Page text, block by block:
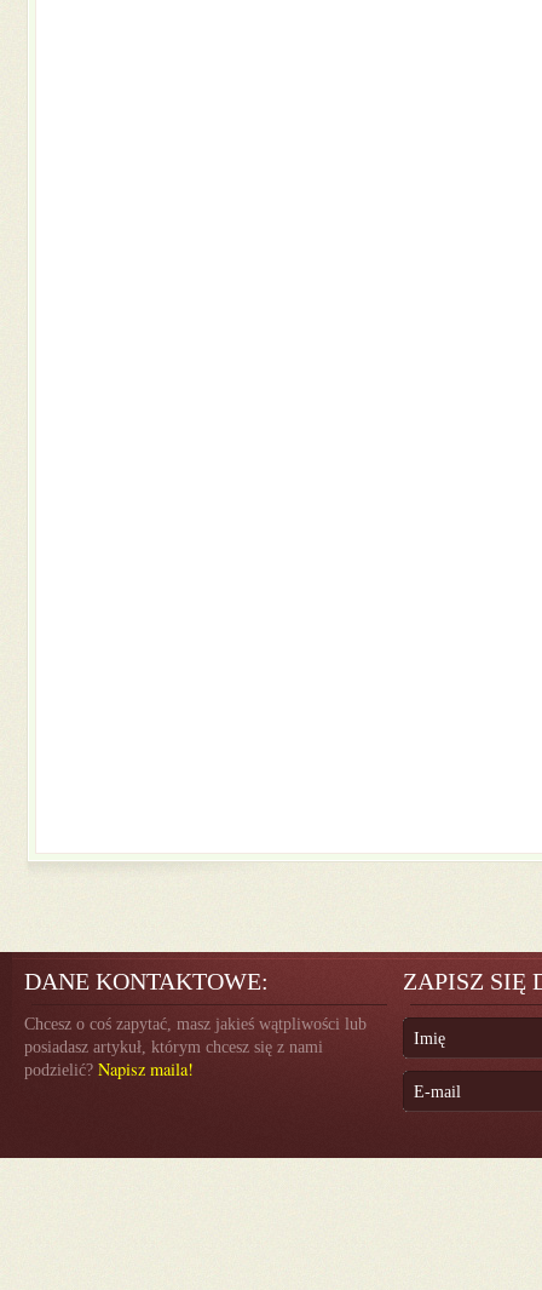
DANE KONTAKTOWE:
Chcesz o coś zapytać, masz jakieś wątpliwości lub
posiadasz artykuł, którym chcesz się z nami
podzielić? Napisz maila!
ZAPISZ SIĘ